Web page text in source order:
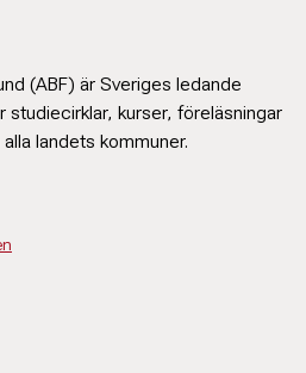
(ABF) är Sveriges ledande
studiecirklar, kurser, föreläsningar
landets kommuner.